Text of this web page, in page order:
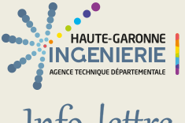
Aller au contenu principal